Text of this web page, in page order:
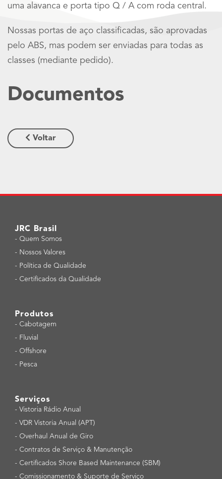
uma alavanca e porta tipo Q / A com roda central.
Nossas portas de aço classificadas, são aprovadas
pelo ABS, mas podem ser enviadas para todas as
classes (mediante pedido).
Documentos
Voltar
JRC Brasil
- Quem Somos
- Nossos Valores
- Política de Qualidade
- Certificados da Qualidade
Produtos
- Cabotagem
- Fluvial
- Offshore
- Pesca
Serviços
- Vistoria Rádio Anual
- VDR Vistoria Anual (APT)
- Overhaul Anual de Giro
- Contratos de Serviço & Manutenção
- Certificados Shore Based Maintenance (SBM)
- Comissionamento & Suporte de Serviço